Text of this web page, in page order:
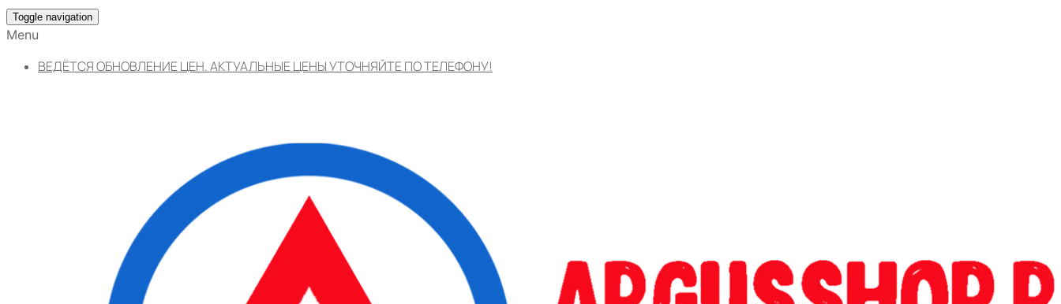
Toggle navigation
Menu
ВЕДЁТСЯ ОБНОВЛЕНИЕ ЦЕН. АКТУАЛЬНЫЕ ЦЕНЫ УТОЧНЯЙТЕ ПО ТЕЛЕФОНУ!